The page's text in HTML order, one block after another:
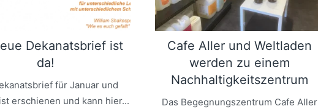
Dekanatsbrief ist
da!
für Januar und
erschienen und kann hier...
Cafe Aller und Weltladen
werden zu einem
Nachhaltigkeitszentrum
Das Begegnungszentrum Cafe Aller